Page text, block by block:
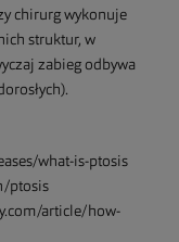
chirurg wykonuje
struktur, w
zabieg odbywa
what-is-ptosis
ptosis
article/how-